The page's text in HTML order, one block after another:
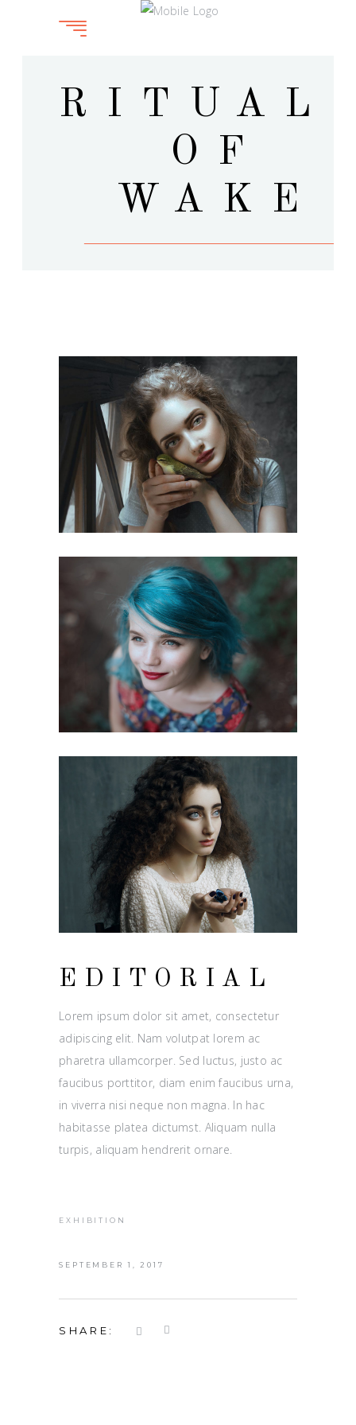
OF
WAKE
EDITORIAL
Lorem ipsum dolor sit amet, consectetur
adipiscing elit. Nam volutpat lorem ac
pharetra ullamcorper. Sed luctus, justo ac
faucibus porttitor, diam enim faucibus urna,
in viverra nisi neque non magna. In hac
habitasse platea dictumst. Aliquam nulla
turpis, aliquam hendrerit ornare.
EXHIBITION
SEPTEMBER 1, 2017
SHARE: